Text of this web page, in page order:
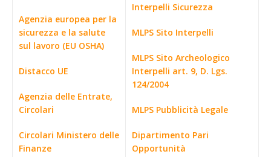
Agenzia europea per la
sicurezza e la salute
sul lavoro (EU OSHA)
Distacco UE
Agenzia delle Entrate,
Circolari
Circolari Ministero delle
Finanze
Interpelli Sicurezza
MLPS Sito Interpelli
MLPS Sito Archeologico
Interpelli art. 9, D. Lgs.
124/2004
MLPS Pubblicità Legale
Dipartimento Pari
Opportunità